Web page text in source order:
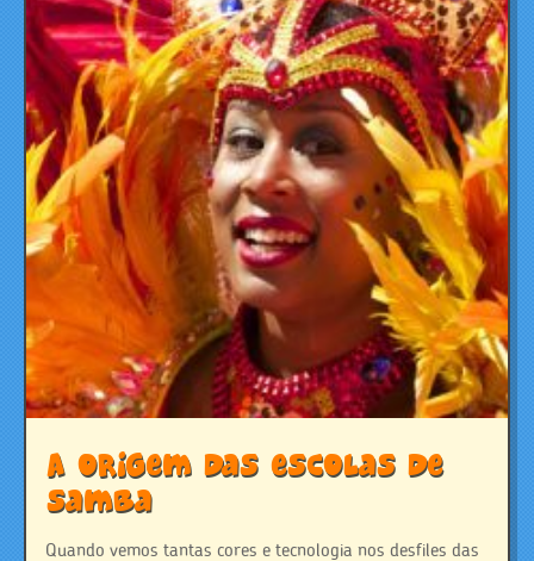
A origem das escolas de
Samba
Quando vemos tantas cores e tecnologia nos desfiles das